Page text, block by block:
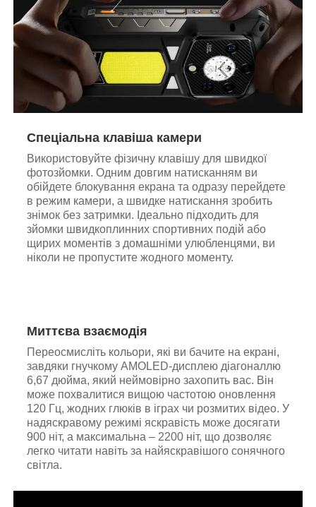
Спеціальна клавіша камери
Використовуйте фізичну клавішу для швидкої
фотозйомки. Одним довгим натисканням ви
обійдете блокування екрана та одразу перейдете
в режим камери, а швидке натискання зробить
знімок без затримки. Ідеально підходить для
зйомки швидкоплинних спортивних подій або
щирих моментів з домашніми улюбленцями, ви
ніколи не пропустите жодного моменту.
Миттєва взаємодія
Переосмисліть кольори, які ви бачите на екрані,
завдяки гнучкому AMOLED-дисплею діагоналлю
6,67 дюйма, який неймовірно захопить вас. Він
може похвалитися вищою частотою оновлення
120 Гц, жодних глюків в іграх чи розмитих відео. У
надяскравому режимі яскравість може досягати
900 ніт, а максимальна – 2200 ніт, що дозволяє
легко читати навіть за найяскравішого сонячного
світла.